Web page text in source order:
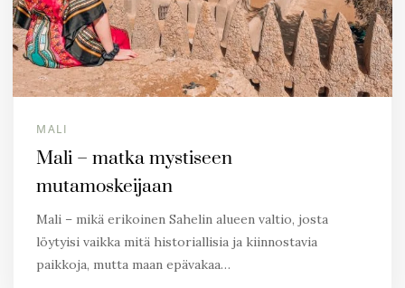
MALI
Mali – matka mystiseen
mutamoskeijaan
Mali – mikä erikoinen Sahelin alueen valtio, josta
löytyisi vaikka mitä historiallisia ja kiinnostavia
paikkoja, mutta maan epävakaa…